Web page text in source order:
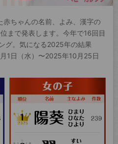
ちゃんの名前、よみ、漢字の
まで発表します。今年で16回目
グ。気になる2025年の結果
1日（水）〜2025年10月25日